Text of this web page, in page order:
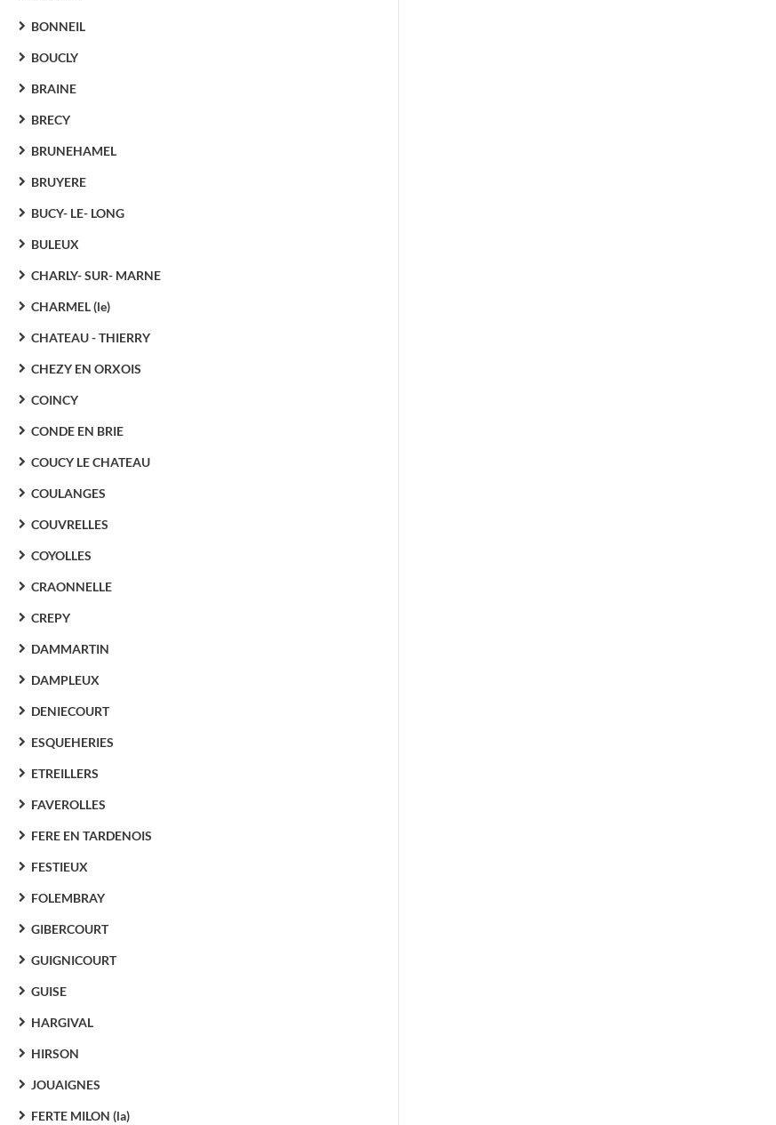
BONNEIL
BOUCLY
BRAINE
BRECY
BRUNEHAMEL
BRUYERE
BUCY- LE- LONG
BULEUX
CHARLY- SUR- MARNE
CHARMEL (le)
CHATEAU - THIERRY
CHEZY EN ORXOIS
COINCY
CONDE EN BRIE
COUCY LE CHATEAU
COULANGES
COUVRELLES
COYOLLES
CRAONNELLE
CREPY
DAMMARTIN
DAMPLEUX
DENIECOURT
ESQUEHERIES
ETREILLERS
FAVEROLLES
FERE EN TARDENOIS
FESTIEUX
FOLEMBRAY
GIBERCOURT
GUIGNICOURT
GUISE
HARGIVAL
HIRSON
JOUAIGNES
FERTE MILON (la)